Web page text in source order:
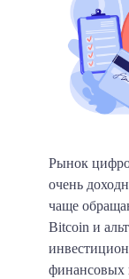
Рынок
очень
чаще
Bitcoin и
финансовых